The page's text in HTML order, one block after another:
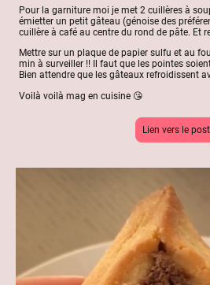
Pour la garniture moi je met 2 cuillères à
émietter un petit gâteau (génoise des
cuillère à café au centre du rond de pâte. Et
Mettre sur un plaque de papier sulfu et au
min à surveiller !! Il faut que les pointes
Bien attendre que les gâteaux refroidissent
Voilà voilà mag en cuisine 😘
Lien vers le post